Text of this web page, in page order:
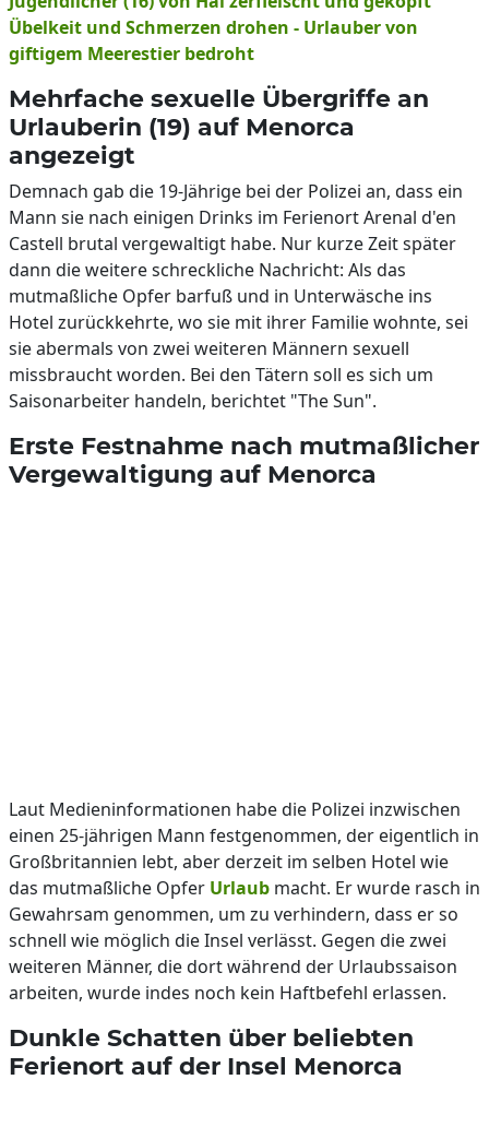
Übelkeit und Schmerzen drohen - Urlauber von
giftigem Meerestier bedroht
Mehrfache sexuelle Übergriffe an
Urlauberin (19) auf Menorca
angezeigt
Demnach gab die 19-Jährige bei der Polizei an, dass ein
Mann sie nach einigen Drinks im Ferienort Arenal d'en
Castell brutal vergewaltigt habe. Nur kurze Zeit später
dann die weitere schreckliche Nachricht: Als das
mutmaßliche Opfer barfuß und in Unterwäsche ins
Hotel zurückkehrte, wo sie mit ihrer Familie wohnte, sei
sie abermals von zwei weiteren Männern sexuell
missbraucht worden. Bei den Tätern soll es sich um
Saisonarbeiter handeln, berichtet "The Sun".
Erste Festnahme nach mutmaßlicher
Vergewaltigung auf Menorca
Laut Medieninformationen habe die Polizei inzwischen
einen 25-jährigen Mann festgenommen, der eigentlich in
Großbritannien lebt, aber derzeit im selben Hotel wie
das mutmaßliche Opfer Urlaub macht. Er wurde rasch in
Gewahrsam genommen, um zu verhindern, dass er so
schnell wie möglich die Insel verlässt. Gegen die zwei
weiteren Männer, die dort während der Urlaubssaison
arbeiten, wurde indes noch kein Haftbefehl erlassen.
Dunkle Schatten über beliebten
Ferienort auf der Insel Menorca